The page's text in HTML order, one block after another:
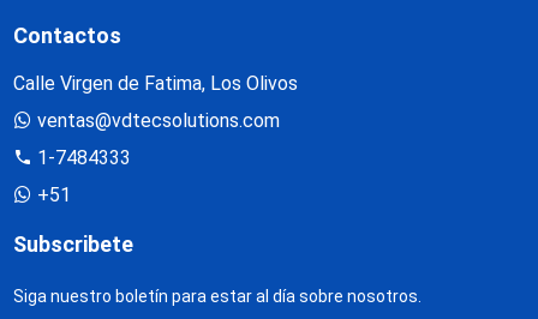
Contactos
Calle Virgen de Fatima, Los Olivos
ventas@vdtecsolutions.com
1-7484333
+51
Subscribete
Siga nuestro boletín para estar al día sobre nosotros.